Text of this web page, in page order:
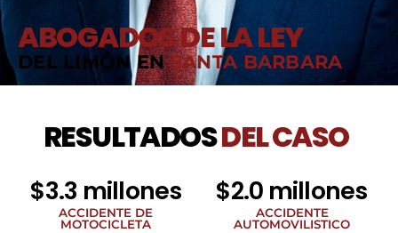
ABOGADOS DE LA LEY
DEL LIMÓN ENSANTA BARBARA
RESULTADOSDEL CASO
$3.3 millones
ACCIDENTE DE
MOTOCICLETA
$2.0 millones
ACCIDENTE
AUTOMOVILISTICO